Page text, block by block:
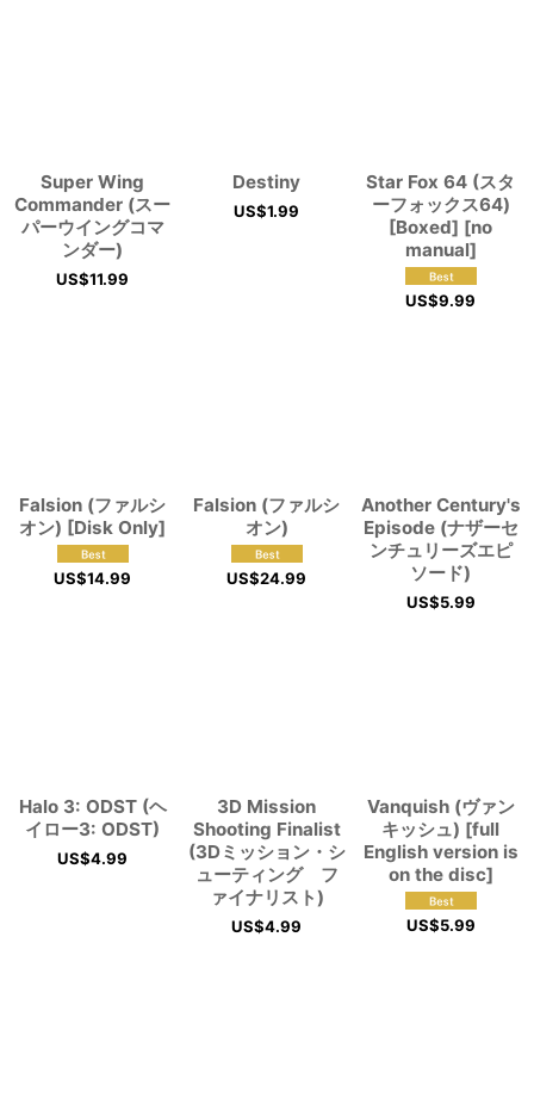
Super Wing
Commander (スー
パーウイングコマ
ンダー)
US$11.99
Destiny
US$1.99
Star Fox 64 (スタ
ーフォックス64)
[Boxed] [no
manual]
US$9.99
Falsion (ファルシ
オン) [Disk Only]
US$14.99
Falsion (ファルシ
オン)
US$24.99
Another Century's
Episode (ナザーセ
ンチュリーズエピ
ソード)
US$5.99
Halo 3: ODST (ヘ
イロー3: ODST)
US$4.99
3D Mission
Shooting Finalist
(3Dミッション・シ
ューティング フ
ァイナリスト)
US$4.99
Vanquish (ヴァン
キッシュ) [full
English version is
on the disc]
US$5.99